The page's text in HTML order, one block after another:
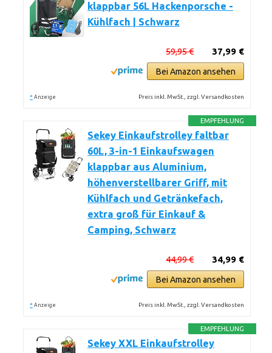
klappbar 56L Hackenporsche -
Kühlfach | Schwarz
37,99 €
59,95 €
Bei Amazon ansehen
* Anzeige Preis inkl. MwSt., zzgl. Versandkosten
EMPFEHLUNG
Sekey Einkaufstrolley faltbar
60L, 3-in-1 Einkaufswagen
klappbar aus Aluminium,
höhenverstellbarer Griff, mit
Kühlfach und Getränkefach,
extra groß für Einkauf &
Camping, Schwarz
34,99 €
44,99 €
Bei Amazon ansehen
* Anzeige Preis inkl. MwSt., zzgl. Versandkosten
EMPFEHLUNG
Sekey XXL Einkaufstrolley